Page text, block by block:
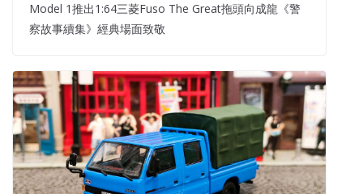
Model 1推出1:64三菱Fuso The Great拖頭向成龍《警
察故事續集》經典場面致敬